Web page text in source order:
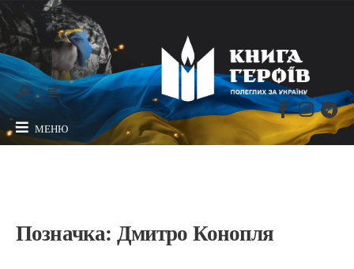
МЕНЮ
Позначка: Дмитро Конопля